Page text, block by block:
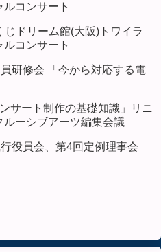
コンサート
ドリーム館(大阪)トワイラ
コンサート
研修会 「今から対応する電
サート制作の基礎知識」リニ
ーシブアーツ編集会議
役員会、第4回定例理事会